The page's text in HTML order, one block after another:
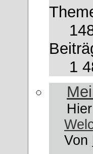
1
Von